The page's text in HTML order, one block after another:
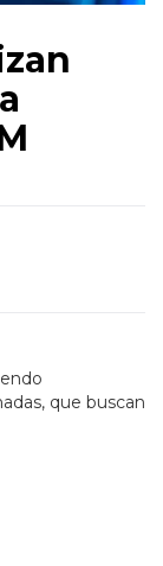
que buscan